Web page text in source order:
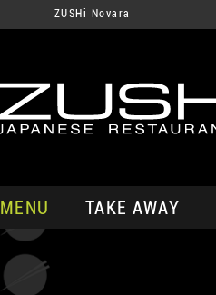
ZUSHi Novara
MENU TAKE AWAY